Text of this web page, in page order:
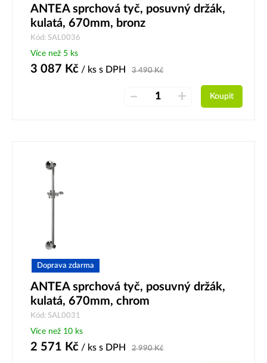
ANTEA sprchová tyč, posuvný držák,
kulatá, 670mm, bronz
Kód: SAL0036
Více než 5 ks
3 087 Kč / ks s DPH 3 490Kč
– + Koupit
Doprava zdarma
ANTEA sprchová tyč, posuvný držák,
kulatá, 670mm, chrom
Kód: SAL0031
Více než 10 ks
2 571 Kč / ks s DPH 2 990Kč